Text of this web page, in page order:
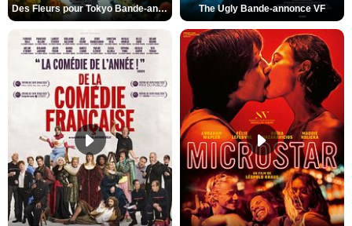
Des Fleurs pour Tokyo Bande-annonce VO STFR The Ugly Bande-annonce VF